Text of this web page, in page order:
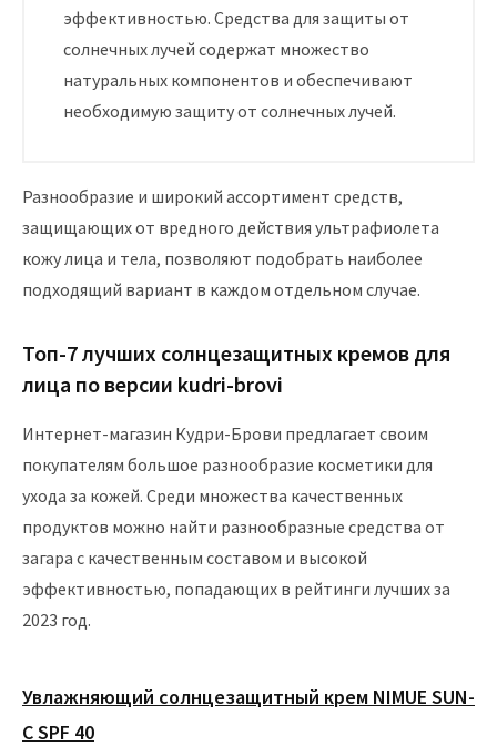
эффективностью. Средства для защиты от
солнечных лучей содержат множество
натуральных компонентов и обеспечивают
необходимую защиту от солнечных лучей.
Разнообразие и широкий ассортимент средств,
защищающих от вредного действия ультрафиолета
кожу лица и тела, позволяют подобрать наиболее
подходящий вариант в каждом отдельном случае.
Топ-7 лучших солнцезащитных кремов для
лица по версии kudri-brovi
Интернет-магазин Кудри-Брови предлагает своим
покупателям большое разнообразие косметики для
ухода за кожей. Среди множества качественных
продуктов можно найти разнообразные средства от
загара с качественным составом и высокой
эффективностью, попадающих в рейтинги лучших за
2023 год.
Увлажняющий солнцезащитный крем NIMUE SUN-
C SPF 40